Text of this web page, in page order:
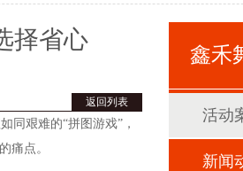
择省心
返回列表
艰难的“拼图游戏”，
痛点。
鑫禾
活动
新闻